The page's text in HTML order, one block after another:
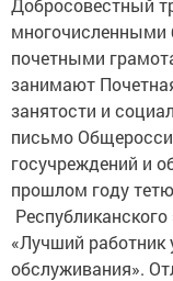
Добросовестный
многочисленными
почетными
занимают
занятости и
письмо
госучреждений и
прошлом году
«Лучший
обслуживания».